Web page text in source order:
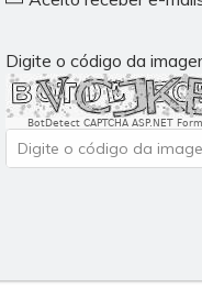
Digite o código da
BotDetect CAPTCHA ASP.NET